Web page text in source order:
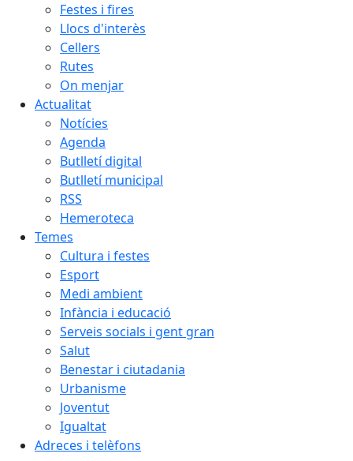
Festes i fires
Llocs d'interès
Cellers
Rutes
On menjar
Actualitat
Notícies
Agenda
Butlletí digital
Butlletí municipal
RSS
Hemeroteca
Temes
Cultura i festes
Esport
Medi ambient
Infància i educació
Serveis socials i gent gran
Salut
Benestar i ciutadania
Urbanisme
Joventut
Igualtat
Adreces i telèfons